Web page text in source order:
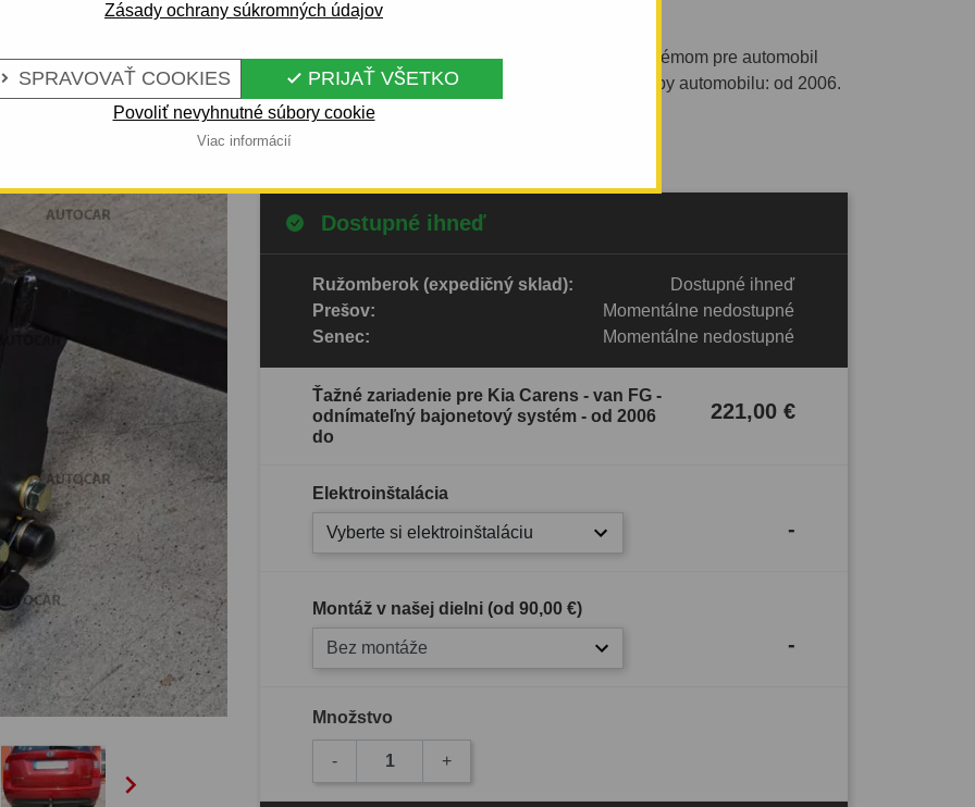
Zásady ochrany súkromných údajov
SPRAVOVAŤ COOKIES  PRIJAŤ VŠETKO
Povoliť nevyhnutné súbory cookie
Viac informácií
KIA CARENS
OD 2006 DO

Kód: T 54 Au
Ťažné zariadenie s odnímateľným bajonetovým systémom pre automobil
KIA - typ: Carens, modelová rada: van FG. Rok výroby automobilu: od 2006.
Celý popis produktu
Dostupné ihneď
Ružomberok (expedičný sklad):
Dostupné ihneď
Prešov:
Momentálne nedostupné
Senec:
Momentálne nedostupné
Ťažné zariadenie pre Kia Carens - van FG -
odnímateľný bajonetový systém - od 2006
do
221,00 €
Elektroinštalácia
Vyberte si elektroinštaláciu -
Montáž v našej dielni (od 90,00 €)
Bez montáže -
Množstvo
- +